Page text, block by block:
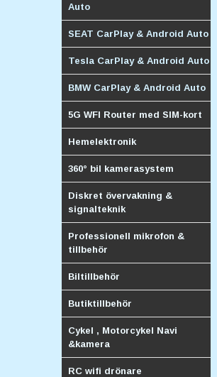
Auto
SEAT CarPlay & Android Auto
Tesla CarPlay & Android Auto
BMW CarPlay & Android Auto
5G WFI Router med SIM-kort
Hemelektronik
360° bil kamerasystem
Diskret övervakning &
signalteknik
Professionell mikrofon &
tillbehör
Biltillbehör
Butiktillbehör
Cykel , Motorcykel Navi
&kamera
RC wifi drönare